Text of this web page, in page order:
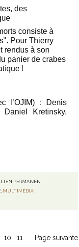
des
consiste à
Pour Thierry
rendus à son
panier de crabes
!
l’OJIM) :
Denis
Kretinsky,
LIEN PERMANENT
, MULTIMÉDIA
10 11 Page suivante